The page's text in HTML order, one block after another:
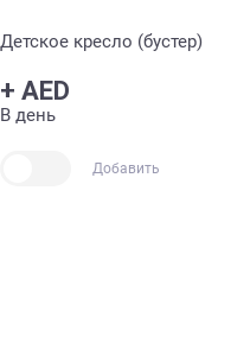
Детское кресло (бустер)
+ AED
В день
Добавить